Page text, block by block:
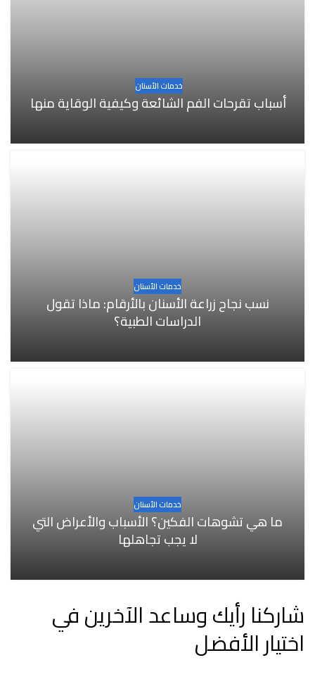
خدمات الأسنان
أسباب تقرحات الفم الشائعة وكيفية الوقاية منها
خدمات الأسنان
نسب نجاح زراعة الأسنان بالأرقام: ماذا تقول
الدراسات الطبية؟
خدمات الأسنان
ما هي تشوهات الفكين؟ الأسباب والأعراض التي
لا يجب تجاهلها
شاركنا رأيك وساعد الآخرين في
اختيار الأفضل